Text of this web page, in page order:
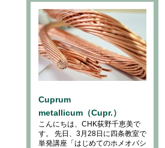
Cuprum
metallicum（Cupr.）
こんにちは、CHK荻野千恵美で
す。 先日、3月28日に四条教室で
単発講座「はじめてのホメオパシ